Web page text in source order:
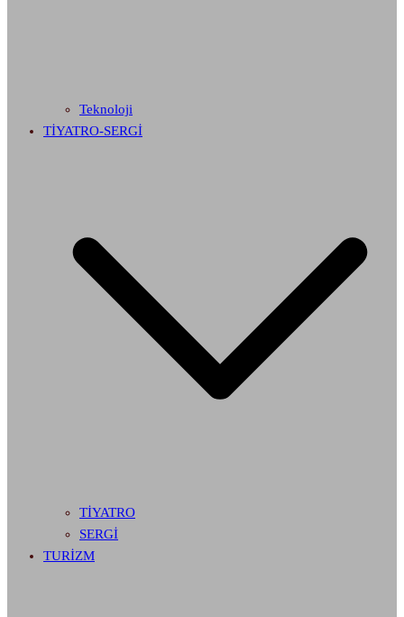
Teknoloji
TİYATRO-SERGİ
TİYATRO
SERGİ
TURİZM